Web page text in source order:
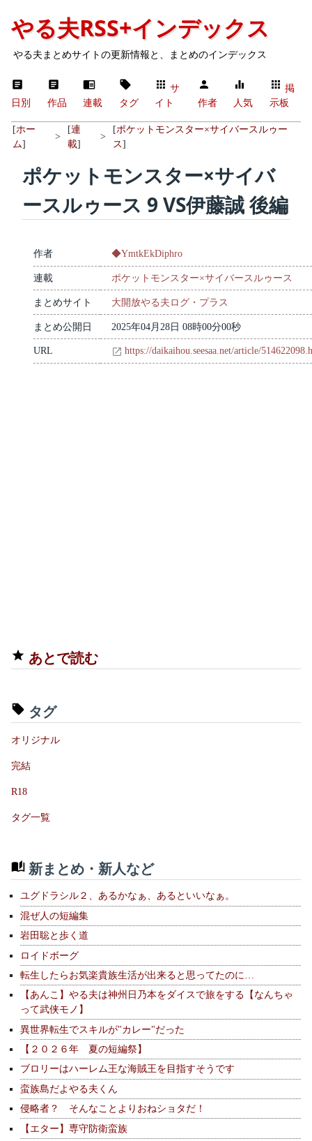
やる夫RSS+インデックス
やる夫まとめサイトの更新情報と、まとめのインデックス
日別 作品 連載 タグ
サ
イト
作者 人気
掲
示板
[ホー
ム]
>
[連
載]
>
[ポケットモンスター×サイバースルゥー
ス]
ポケットモンスター×サイバ
ースルゥース 9 VS伊藤誠 後編
作者 ◆YmtkEkDiphro
連載 ポケットモンスター×サイバースルゥース
まとめサイト 大開放やる夫ログ・プラス
まとめ公開日 2025年04月28日 08時00分00秒
URL https://daikaihou.seesaa.net/article/
あとで読む
タグ
オリジナル
完結
R18
タグ一覧
新まとめ・新人など
ユグドラシル２、あるかなぁ、あるといいなぁ。
混ぜ人の短編集
岩田聡と歩く道
ロイドボーグ
転生したらお気楽貴族生活が出来ると思ってたのに…
【あんこ】やる夫は神州日乃本をダイスで旅をする【なんちゃ
って武侠モノ】
異世界転生でスキルが"カレー"だった
【２０２６年 夏の短編祭】
ブロリーはハーレム王な海賊王を目指すそうです
蛮族島だよやる夫くん
侵略者？ そんなことよりおねショタだ！
【エター】専守防衛蛮族